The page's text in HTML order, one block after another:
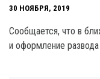
30 НОЯБРЯ, 2019
Сообщается, что в
и оформление